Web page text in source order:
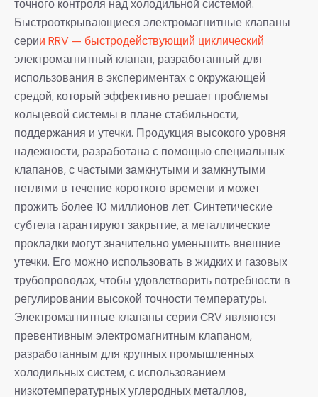
точного контроля над холодильной системой.
Быстрооткрывающиеся электромагнитные клапаны
серии RRV — быстродействующий циклический
электромагнитный клапан, разработанный для
использования в экспериментах с окружающей
средой, который эффективно решает проблемы
кольцевой системы в плане стабильности,
поддержания и утечки. Продукция высокого уровня
надежности, разработана с помощью специальных
клапанов, с частыми замкнутыми и замкнутыми
петлями в течение короткого времени и может
прожить более 10 миллионов лет. Синтетические
субтела гарантируют закрытие, а металлические
прокладки могут значительно уменьшить внешние
утечки. Его можно использовать в жидких и газовых
трубопроводах, чтобы удовлетворить потребности в
регулировании высокой точности температуры.
Электромагнитные клапаны серии CRV являются
превентивным электромагнитным клапаном,
разработанным для крупных промышленных
холодильных систем, с использованием
низкотемпературных углеродных металлов,